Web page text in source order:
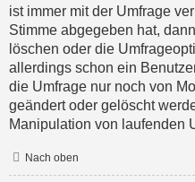
ist immer mit der Umfrage
Stimme abgegeben hat,
löschen oder die
allerdings schon ein
die Umfrage nur noch von
geändert oder gelöscht
Manipulation von laufenden
Nach oben